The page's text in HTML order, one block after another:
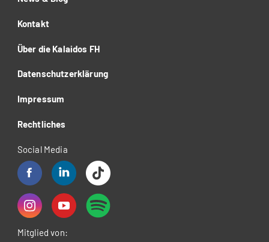
Kontakt
Über die Kalaidos FH
Datenschutzerklärung
Impressum
Rechtliches
Social Media
Mitglied von: